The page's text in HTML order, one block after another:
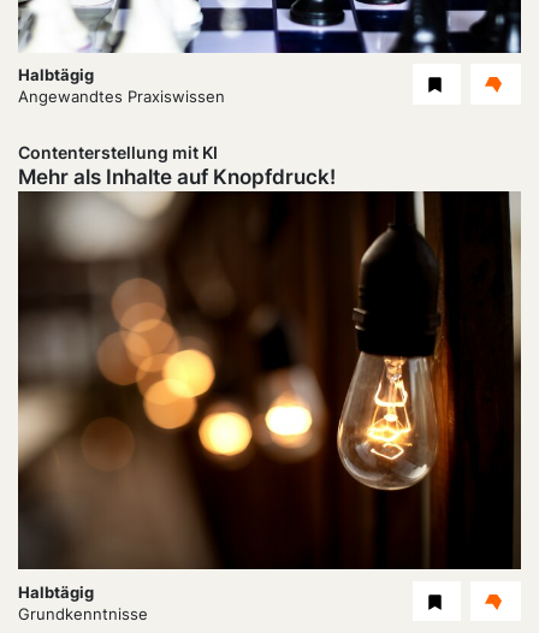
Dauer:
Halbtägig
Level
Angewandtes Praxiswissen
Contenterstellung mit KI
Mehr als Inhalte auf Knopfdruck!
Dauer:
Halbtägig
Level
Grundkenntnisse